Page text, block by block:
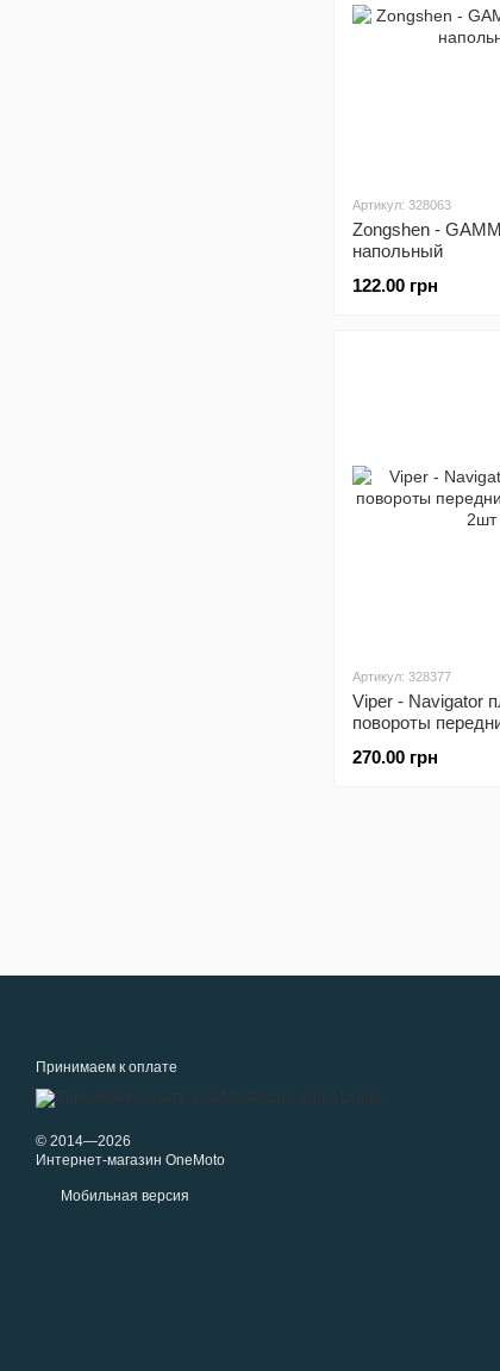
Артикул: 328063
Zongshen -
напольный
122.00 грн
Артикул: 328377
Viper - Navigator
повороты
270.00 грн
Принимаем к оплате
© 2014—2026
Интернет-магазин OneMoto
Мобильная версия